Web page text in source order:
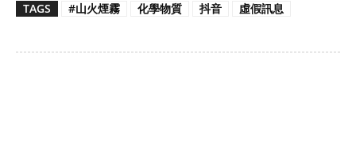
TAGS #山火煙霧 化學物質 抖音 虛假訊息